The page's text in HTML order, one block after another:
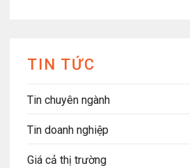
TIN TỨC
Tin chuyên ngành
Tin doanh nghiệp
Giá cả thị trường